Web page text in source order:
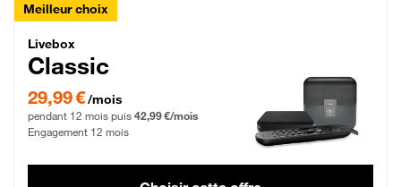
Meilleur choix
Livebox Classic Fibre
Livebox
Classic
29,99 € par mois pendant 12 mois puis 42,99 € par mois, Engagement 12 mois
29,99 €/mois
pendant 12 mois puis 42,99 €/mois
Engagement 12 mois